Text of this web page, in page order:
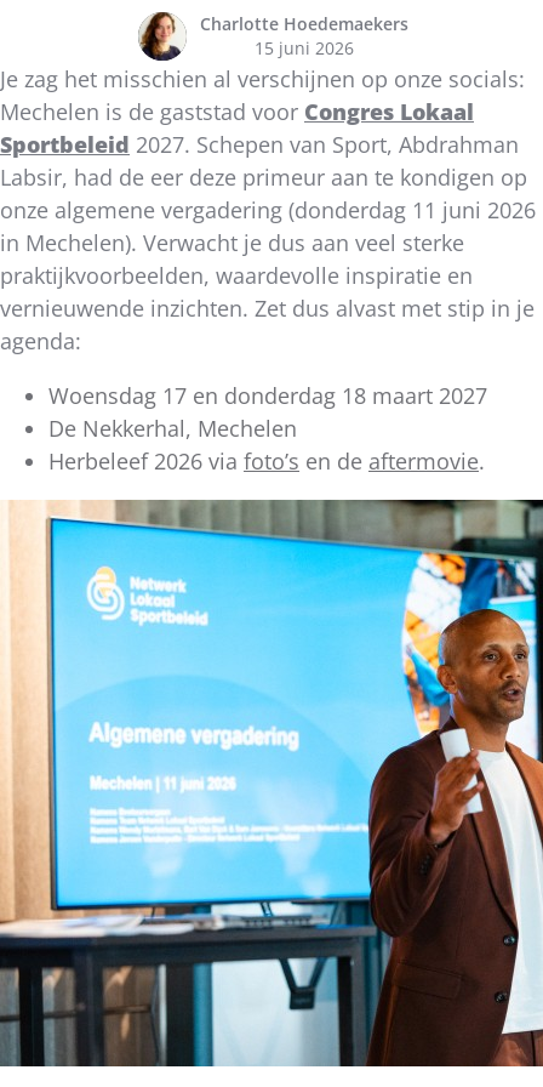
Charlotte Hoedemaekers
15 juni 2026
Je zag het misschien al verschijnen op onze socials:
Mechelen is de gaststad voor Congres Lokaal
Sportbeleid 2027. Schepen van Sport, Abdrahman
Labsir, had de eer deze primeur aan te kondigen op
onze algemene vergadering (donderdag 11 juni 2026
in Mechelen). Verwacht je dus aan veel sterke
praktijkvoorbeelden, waardevolle inspiratie en
vernieuwende inzichten. Zet dus alvast met stip in je
agenda:
Woensdag 17 en donderdag 18 maart 2027
De Nekkerhal, Mechelen
Herbeleef 2026 via foto’s en de aftermovie.